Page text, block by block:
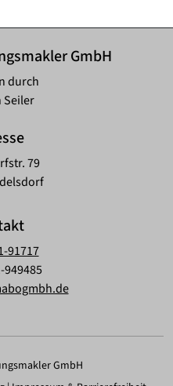
GmbH
durch
Seiler
79
91717
949485
GmbH